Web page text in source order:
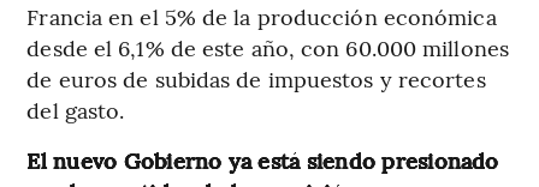
Francia en el 5% de la producción económica
desde el 6,1% de este año, con 60.000 millones
de euros de subidas de impuestos y recortes
del gasto.
El nuevo Gobierno ya está siendo presionado